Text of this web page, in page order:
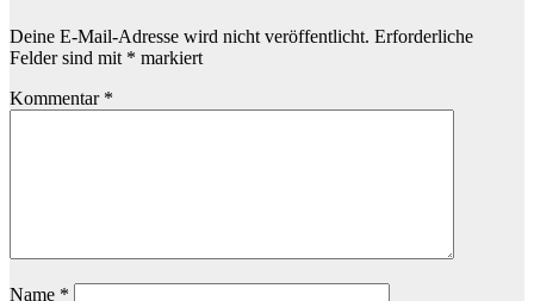
Deine E-Mail-Adresse wird nicht veröffentlicht. Erforderliche
Felder sind mit * markiert
Kommentar *
Name *